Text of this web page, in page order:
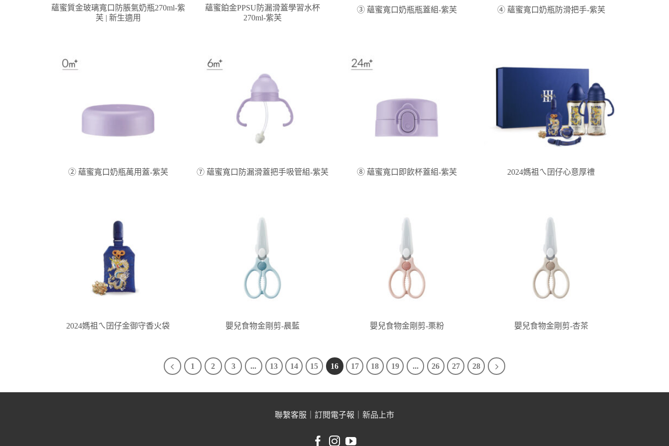
蘊蜜質金玻璃寬口防脹氣奶瓶270ml-紫
芙 | 新生適用
蘊蜜鉑金PPSU防漏滑蓋學習水杯
270ml-紫芙
③ 蘊蜜寬口奶瓶瓶蓋組-紫芙 ④ 蘊蜜寬口奶瓶防滑把手-紫芙
② 蘊蜜寬口奶瓶萬用蓋-紫芙 ⑦ 蘊蜜寬口防漏滑蓋把手吸管組-紫芙 ⑧ 蘊蜜寬口即飲杯蓋組-紫芙 2024媽祖ㄟ囝仔心意厚禮
2024媽祖ㄟ囝仔金御守香火袋 嬰兒食物金剛剪-晨藍 嬰兒食物金剛剪-栗粉 嬰兒食物金剛剪-杏茶
1 2 3 ... 13 14 15 16 17 18 19 ... 26 27 28
聯繫客服 訂閱電子報 新品上市